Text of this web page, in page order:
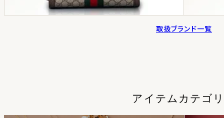
取扱ブランド一覧
アイテムカテゴ